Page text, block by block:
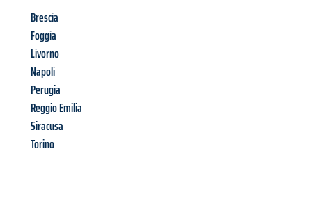
Brescia
Foggia
Livorno
Napoli
Perugia
Reggio Emilia
Siracusa
Torino